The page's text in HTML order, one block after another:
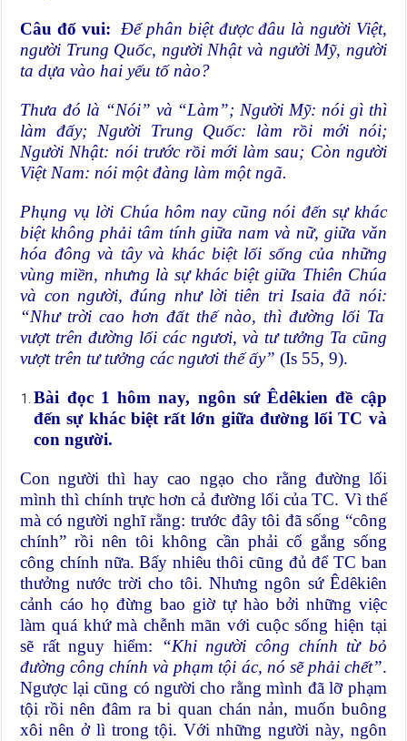
Câu đố vui: Để phân biệt được đâu là người Việt,
người Trung Quốc, người Nhật và người Mỹ, người
ta dựa vào hai yếu tố nào?
Thưa đó là “Nói” và “Làm”; Người Mỹ: nói gì thì
làm đấy; Người Trung Quốc: làm rồi mới nói;
Người Nhật: nói trước rồi mới làm sau; Còn người
Việt Nam: nói một đàng làm một ngã.
Phụng vụ lời Chúa hôm nay cũng nói đến sự khác
biệt không phải tâm tính giữa nam và nữ, giữa văn
hóa đông và tây và khác biệt lối sống của những
vùng miền, nhưng là sự khác biệt giữa Thiên Chúa
và con người, đúng như lời tiên tri Isaia đã nói:
“Như trời cao hơn đất thế nào, thì đường lối Ta
vượt trên đường lối các ngươi, và tư tưởng Ta cũng
vượt trên tư tưởng các ngươi thế ấy” (Is 55, 9).
Bài đọc 1 hôm nay, ngôn sứ Êdêkien đề cập
đến sự khác biệt rất lớn giữa đường lối TC và
con người.
Con người thì hay cao ngạo cho rằng đường lối
mình thì chính trực hơn cả đường lối của TC. Vì thế
mà có người nghĩ rằng: trước đây tôi đã sống “công
chính” rồi nên tôi không cần phải cố gắng sống
công chính nữa. Bấy nhiêu thôi cũng đủ để TC ban
thưởng nước trời cho tôi. Nhưng ngôn sứ Êdêkiên
cảnh cáo họ đừng bao giờ tự hào bởi những việc
làm quá khứ mà chễnh mãn với cuộc sống hiện tại
sẽ rất nguy hiểm:
“Khi người công chính từ bỏ
đường công chính và phạm tội ác, nó sẽ phải chết”.
Ngược lại cũng có người cho rằng mình đã lỡ phạm
tội rồi nên đâm ra bi quan chán nản, muốn buông
xôi nên ở lì trong tội. Với những người này, ngôn